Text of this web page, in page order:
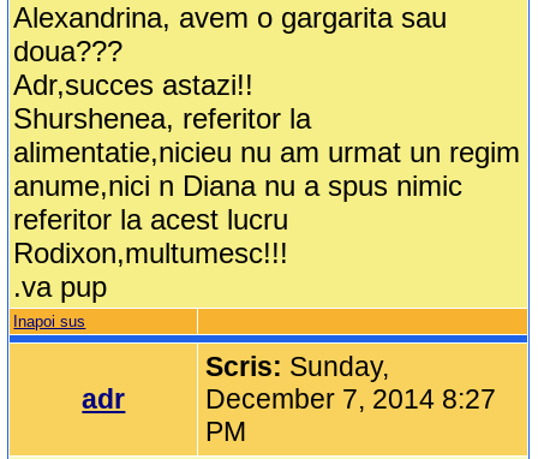
Alexandrina, avem o gargarita sau
doua???
Adr,succes astazi!!
Shurshenea, referitor la
alimentatie,nicieu nu am urmat un regim
anume,nici n Diana nu a spus nimic
referitor la acest lucru
Rodixon,multumesc!!!
.va pup
Inapoi sus
adr
Scris: Sunday,
December 7, 2014 8:27
PM